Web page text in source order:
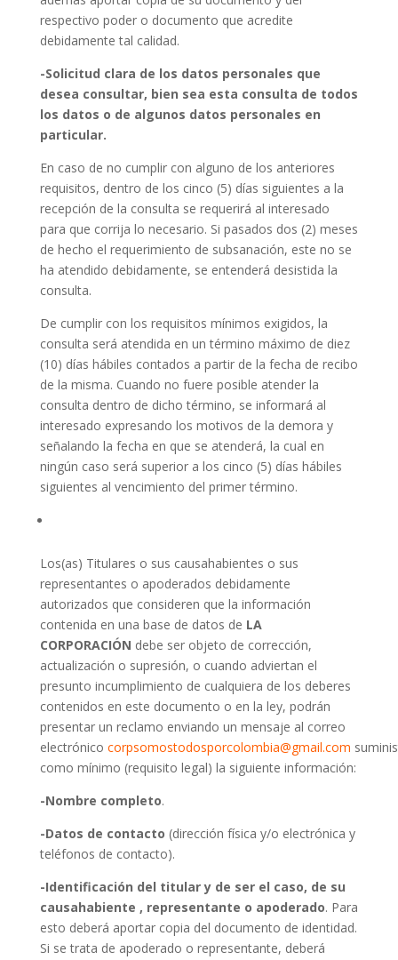
respectivo poder o documento que acredite
debidamente tal calidad.
-Solicitud clara de los datos personales que
desea consultar, bien sea esta consulta de todos
los datos o de algunos datos personales en
particular.
En caso de no cumplir con alguno de los anteriores
requisitos, dentro de los cinco (5) días siguientes a la
recepción de la consulta se requerirá al interesado
para que corrija lo necesario. Si pasados dos (2) meses
de hecho el requerimiento de subsanación, este no se
ha atendido debidamente, se entenderá desistida la
consulta.
De cumplir con los requisitos mínimos exigidos, la
consulta será atendida en un término máximo de diez
(10) días hábiles contados a partir de la fecha de recibo
de la misma. Cuando no fuere posible atender la
consulta dentro de dicho término, se informará al
interesado expresando los motivos de la demora y
señalando la fecha en que se atenderá, la cual en
ningún caso será superior a los cinco (5) días hábiles
siguientes al vencimiento del primer término.
Los(as) Titulares o sus causahabientes o sus
representantes o apoderados debidamente
autorizados que consideren que la información
contenida en una base de datos de LA
CORPORACIÓN debe ser objeto de corrección,
actualización o supresión, o cuando adviertan el
presunto incumplimiento de cualquiera de los deberes
contenidos en este documento o en la ley, podrán
presentar un reclamo enviando un mensaje al correo
electrónico corpsomostodosporcolombia@gmail.com
como mínimo (requisito legal) la siguiente información:
-Nombre completo.
-Datos de contacto (dirección física y/o electrónica y
teléfonos de contacto).
-Identificación del titular y de ser el caso, de su
causahabiente , representante o apoderado. Para
esto deberá aportar copia del documento de identidad.
Si se trata de apoderado o representante, deberá